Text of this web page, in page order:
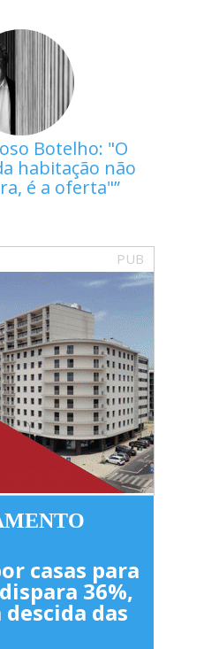
Botelho: "O
habitação não
é a oferta"
PUB
casas para
36%,
descida das